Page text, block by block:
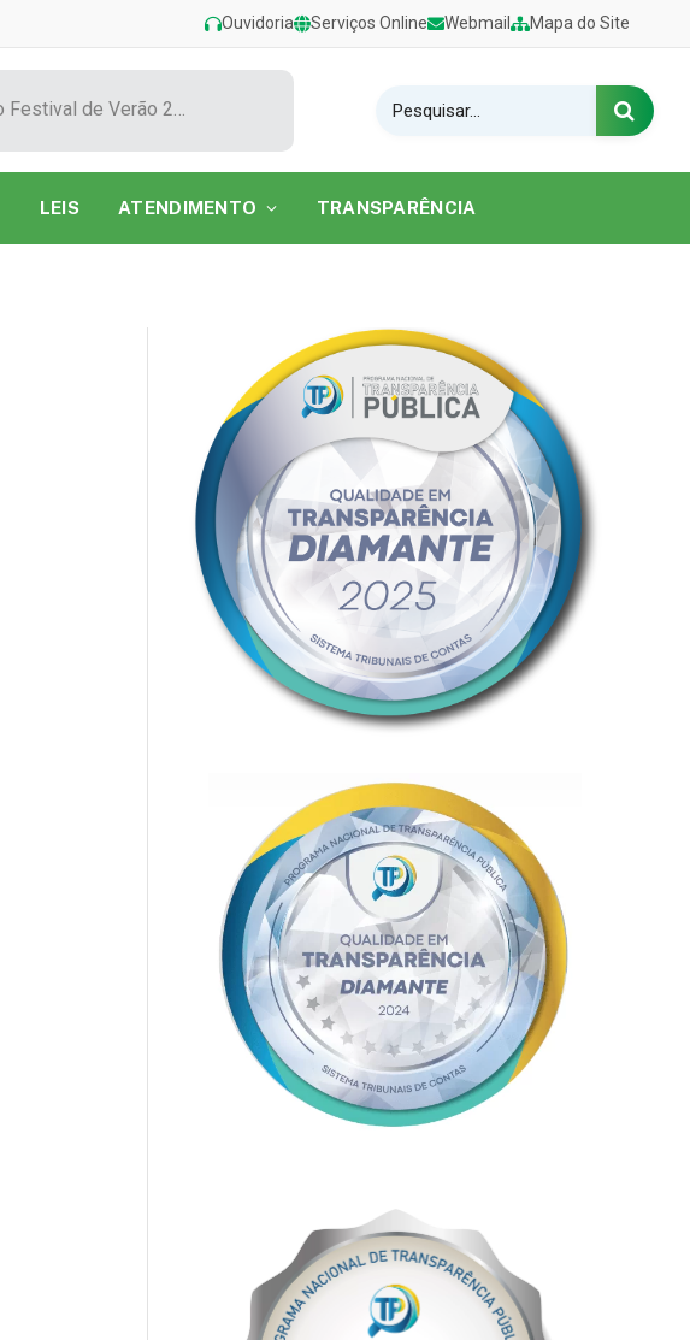
Ouvidoria Serviços Online Webmail Mapa do Site
Show de Tarcísio do Acordeon encerra o Festival de Verão 2026 na Praia do Caripi
LEIS ATENDIMENTO TRANSPARÊNCIA